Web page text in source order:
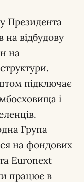
Президента
на відбудову
на
підключає
і
Група
на фондових
Euronext
працює в